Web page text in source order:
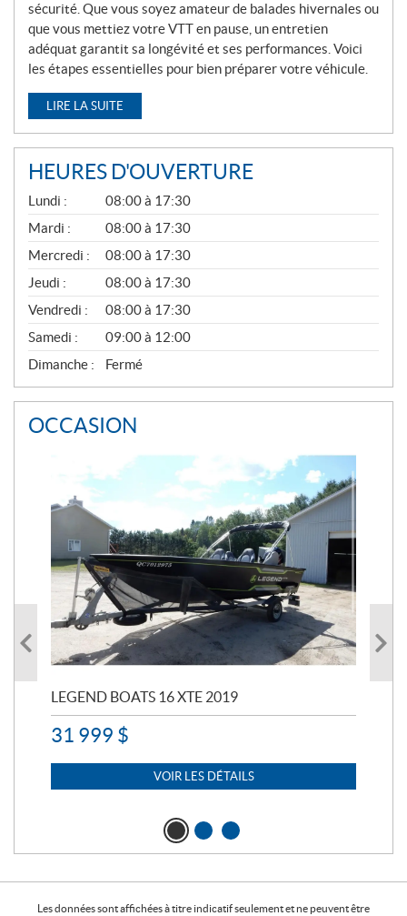
sécurité. Que vous soyez amateur de balades hivernales ou
que vous mettiez votre VTT en pause, un entretien
adéquat garantit sa longévité et ses performances. Voici
les étapes essentielles pour bien préparer votre véhicule.
LIRE LA SUITE
HEURES D'OUVERTURE
G
É
N
É
R
A
L
Lundi :
08:00 à 17:30
Mardi :
08:00 à 17:30
Mercredi :
08:00 à 17:30
Jeudi :
08:00 à 17:30
Vendredi :
08:00 à 17:30
Samedi :
09:00 à 12:00
Dimanche :
Fermé
OCCASION
LEGEND BOATS 16 XTE 2019
31 999 $
VOIR LES DÉTAILS
Les données sont affichées à titre indicatif seulement et ne peuvent être